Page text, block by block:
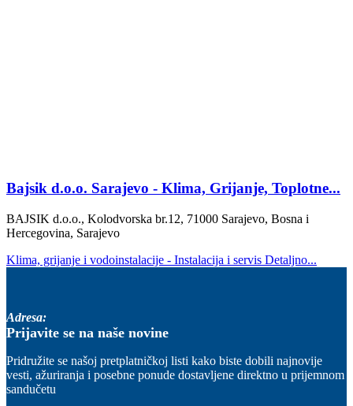
Bajsik d.o.o. Sarajevo - Klima, Grijanje, Toplotne...
BAJSIK d.o.o., Kolodvorska br.12, 71000 Sarajevo, Bosna i
Hercegovina, Sarajevo
Klima, grijanje i vodoinstalacije - Instalacija i servis Detaljno...
Adresa:
Prijavite se na naše novine
Pridružite se našoj pretplatničkoj listi kako biste dobili najnovije
vesti, ažuriranja i posebne ponude dostavljene direktno u prijemnom
sandučetu